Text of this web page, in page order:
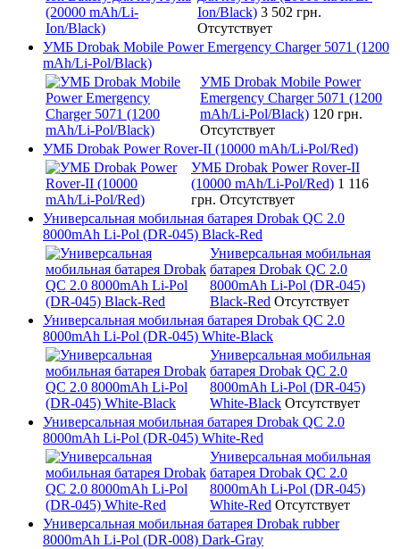
Ion/Black) 3 502 грн.
Отсутствует
УМБ Drobak Mobile Power Emergency Charger 5071 (1200
mAh/Li-Pol/Black)
УМБ Drobak Mobile Power
Emergency Charger 5071 (1200
mAh/Li-Pol/Black) 120 грн.
Отсутствует
УМБ Drobak Power Rover-II (10000 mAh/Li-Pol/Red)
УМБ Drobak Power Rover-II
(10000 mAh/Li-Pol/Red) 1 116
грн. Отсутствует
Универсальная мобильная батарея Drobak QC 2.0
8000mAh Li-Pol (DR-045) Black-Red
Универсальная мобильная
батарея Drobak QC 2.0
8000mAh Li-Pol (DR-045)
Black-Red Отсутствует
Универсальная мобильная батарея Drobak QC 2.0
8000mAh Li-Pol (DR-045) White-Black
Универсальная мобильная
батарея Drobak QC 2.0
8000mAh Li-Pol (DR-045)
White-Black Отсутствует
Универсальная мобильная батарея Drobak QC 2.0
8000mAh Li-Pol (DR-045) White-Red
Универсальная мобильная
батарея Drobak QC 2.0
8000mAh Li-Pol (DR-045)
White-Red Отсутствует
Универсальная мобильная батарея Drobak rubber
8000mAh Li-Pol (DR-008) Dark-Gray